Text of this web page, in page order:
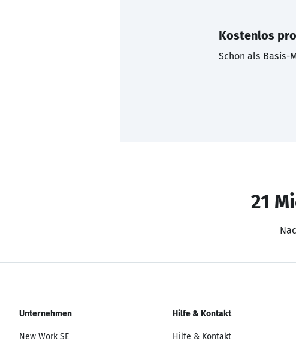
Kostenlos
Schon als Basis-
21
Unternehmen
New Work SE
Hilfe & Kontakt
Hilfe & Kontakt